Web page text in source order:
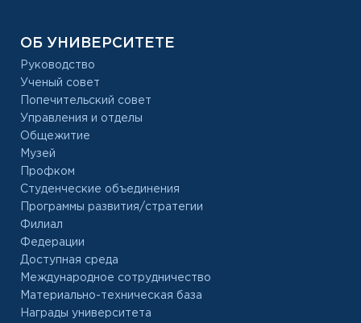
ОБ УНИВЕРСИТЕТЕ
Руководство
Ученый совет
Попечительский совет
Управления и отделы
Общежитие
Музей
Профком
Студенческие объединения
Программы развития/стратегии
Филиал
Федерации
Доступная среда
Международное сотрудничество
Материально-техническая база
Награды университета